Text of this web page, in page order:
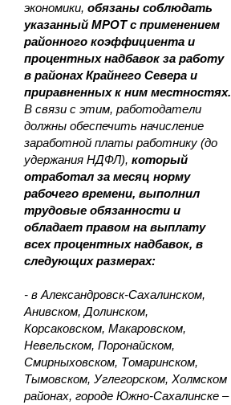
экономики, обязаны соблюдать
указанный МРОТ с применением
районного коэффициента и
процентных надбавок за работу
в районах Крайнего Севера и
приравненных к ним местностях.
В связи с этим, работодатели
должны обеспечить начисление
заработной платы работнику (до
удержания НДФЛ), который
отработал за месяц норму
рабочего времени, выполнил
трудовые обязанности и
обладает правом на выплату
всех процентных надбавок, в
следующих размерах:
- в Александровск-Сахалинском,
Анивском, Долинском,
Корсаковском, Макаровском,
Невельском, Поронайском,
Смирныховском, Томаринском,
Тымовском, Углегорском, Холмском
районах, городе Южно-Сахалинске –